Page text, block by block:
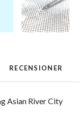
RECENSIONER
Asian River City